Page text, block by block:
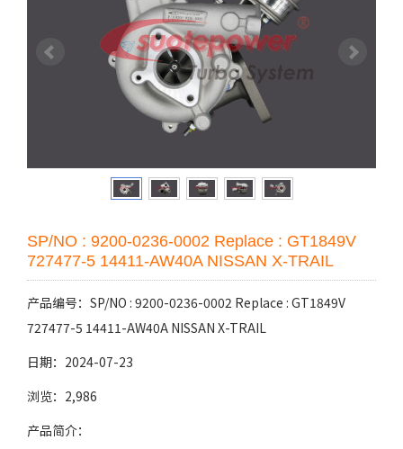
SP/NO : 9200-0236-0002 Replace : GT1849V
727477-5 14411-AW40A NISSAN X-TRAIL
产品编号：SP/NO : 9200-0236-0002 Replace : GT1849V
727477-5 14411-AW40A NISSAN X-TRAIL
日期：2024-07-23
浏览：2,986
产品简介：